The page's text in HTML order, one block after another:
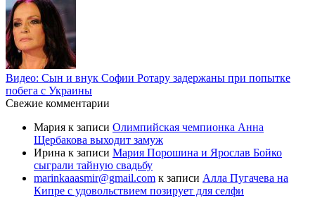
Видео: Сын и внук Софии Ротару задержаны при попытке
побега с Украины
Свежие комментарии
Мария к записи Олимпийская чемпионка Анна
Щербакова выходит замуж
Ирина к записи Мария Порошина и Ярослав Бойко
сыграли тайную свадьбу
marinkaaasmir@gmail.com к записи Алла Пугачева на
Кипре с удовольствием позирует для селфи